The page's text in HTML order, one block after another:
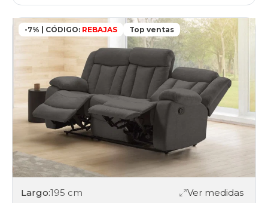
-7% | CÓDIGO: REBAJAS Top ventas
Largo:195 cm Ver medidas